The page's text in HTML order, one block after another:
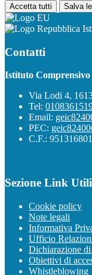
Accetta tutti Salva
Contatti
Istituto Comprensivo
Via Lodi 4,
Tel:
Email:
PEC:
C.F.:
Sezione Link Utili
Cookie policy
Note legali
Informativa
Ufficio
Dichiarazione di
Obiettivi di
Whistleblowing